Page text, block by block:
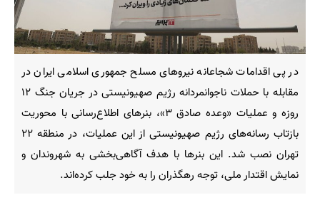
در پی اقدامات شجاعانه نیروهای مسلح جمهوری اسلامی ایران در
مقابله با حملات ناجوانمردانه رژیم صهیونیستی در جریان جنگ ۱۲
روزه و عملیات «وعده صادق ۳»، بنرهای اطلاع‌رسانی با محوریت
بازتاب رسانه‌های رژیم صهیونیستی از این عملیات، در منطقه ۲۲
تهران نصب شد. این بنرها با هدف آگاهی‌بخشی به شهروندان و
نمایش اقتدار ملی، توجه رهگذران را به خود جلب کرده‌اند.